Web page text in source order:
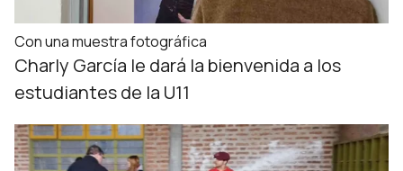
Con una muestra fotográfica
Charly García le dará la bienvenida a los
estudiantes de la U11